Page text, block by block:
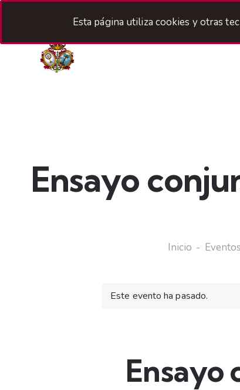
Ensayo
Inicio Eventos
Este evento ha pasado.
Ensayo
Esta página utiliza cookies y otras